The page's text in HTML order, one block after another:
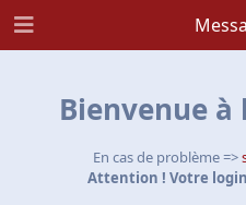
Bienvenue à
En cas de problème =>
Attention ! Votre